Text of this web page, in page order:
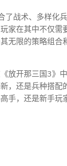
了战术、多样化
家在其中不仅
无限的策略组
放开那三国3》
，还是兵种搭
手，还是新手